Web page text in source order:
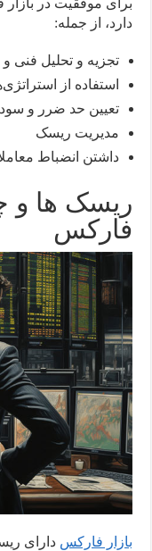
دارد، از جمله:
تجزیه و تحلیل فنی و
استفاده از
تعیین حد ضرر و سود
مدیریت ریسک
داشتن انضباط
ریسک ها و
فارکس
بازار فارکس دارای